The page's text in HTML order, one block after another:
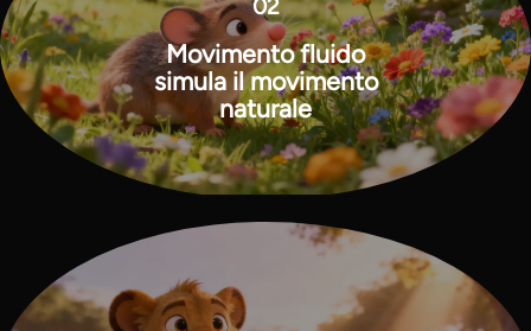
02
Movimento fluido
simula il movimento
naturale